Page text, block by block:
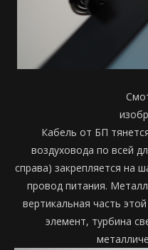
Кабель от БП
воздуховода по всей
справа) закрепляется на
провод питания.
вертикальная часть
элемент, турбина